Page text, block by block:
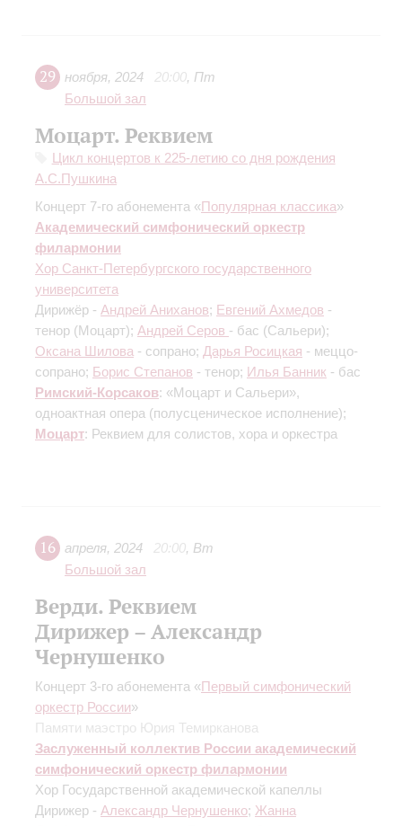
29 ноября, 2024 20:00, Пт
Большой зал
Моцарт. Реквием
Цикл концертов к 225-летию со дня рождения
А.С.Пушкина
Концерт 7-го абонемента «Популярная классика»
Академический симфонический оркестр
филармонии
Хор Санкт-Петербургского государственного
университета
Дирижёр - Андрей Аниханов; Евгений Ахмедов -
тенор (Моцарт); Андрей Серов - бас (Сальери);
Оксана Шилова - сопрано; Дарья Росицкая - меццо-
сопрано; Борис Степанов - тенор; Илья Банник - бас
Римский-Корсаков: «Моцарт и Сальери»,
одноактная опера (полусценическое исполнение);
Моцарт: Реквием для солистов, хора и оркестра
16 апреля, 2024 20:00, Вт
Большой зал
Верди. Реквием
Дирижер – Александр
Чернушенко
Концерт 3-го абонемента «Первый симфонический
оркестр России»
Памяти маэстро Юрия Темирканова
Заслуженный коллектив России академический
симфонический оркестр филармонии
Хор Государственной академической капеллы
Дирижер - Александр Чернушенко; Жанна